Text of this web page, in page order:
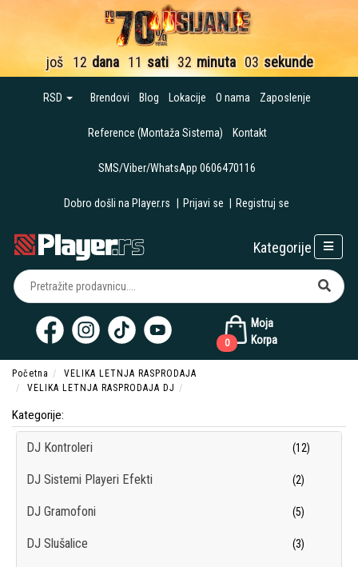
još 12 dana 11 sati 32 minuta 02 sekunde
RSD Brendovi Blog Lokacije O nama Zaposlenje
Reference (Montaža Sistema) Kontakt
SMS/Viber/WhatsApp 0606470116
Dobro došli na Player.rs Prijavi se Registruj se
Moja
Korpa
0
Kategorije
Početna
VELIKA LETNJA RASPRODAJA
VELIKA LETNJA RASPRODAJA DJ
Kategorije:
DJ Kontroleri (12)
DJ Sistemi Playeri Efekti (2)
DJ Gramofoni (5)
DJ Slušalice (3)